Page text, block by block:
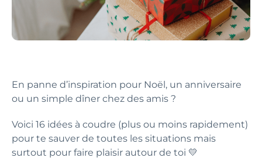
En panne d’inspiration pour Noël, un anniversaire
ou un simple dîner chez des amis ?
Voici 16 idées à coudre (plus ou moins rapidement)
pour te sauver de toutes les situations mais
surtout pour faire plaisir autour de toi 💛